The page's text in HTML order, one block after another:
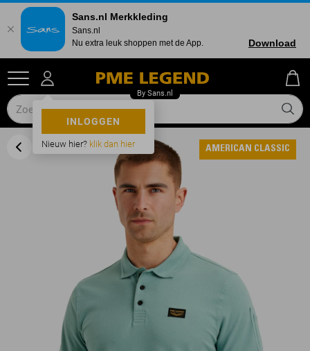
INLOGGEN
Nieuw hier? klik dan hier AMERICAN CLASSIC
Sans.nl Merkkleding
Sans.nl
Nu extra leuk shoppen met de App.
Download